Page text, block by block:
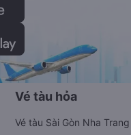
Vé tàu hỏa
Vé tàu Sài Gòn Nha Trang